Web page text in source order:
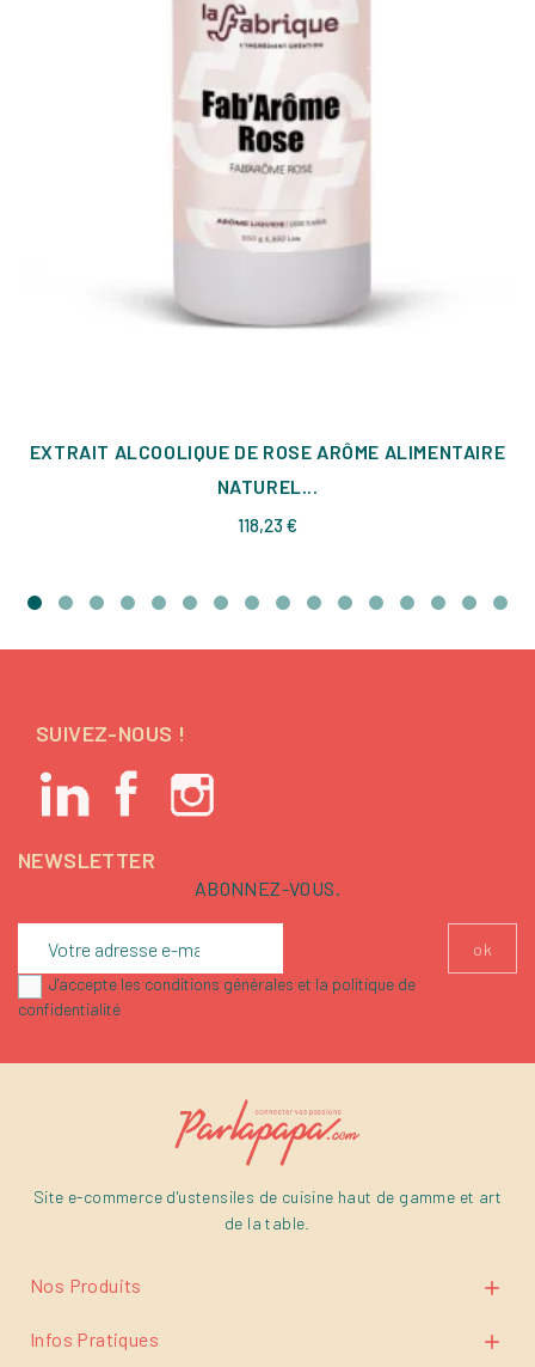
EXTRAIT ALCOOLIQUE DE ROSE ARÔME ALIMENTAIRE
NATUREL...
118,23 €
SUIVEZ-NOUS !
NEWSLETTER
ABONNEZ-VOUS.
J'accepte les conditions générales et la politique de
confidentialité
Site e-commerce d'ustensiles de cuisine haut de gamme et art
de la table.
Nos Produits 
Infos Pratiques 